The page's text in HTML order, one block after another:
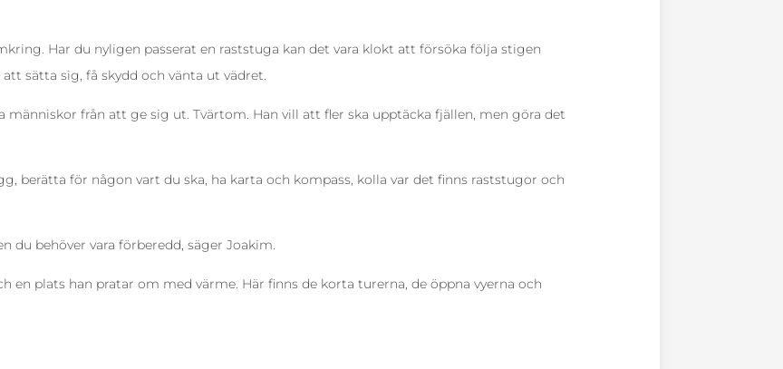
Har du nyligen passerat en raststuga kan det vara klokt att försöka följa stigen
sätta sig, få skydd och vänta ut vädret.
från att ge sig ut. Tvärtom. Han vill att fler ska upptäcka fjällen, men göra det
berätta för någon vart du ska, ha karta och kompass, kolla var det finns raststugor och
du behöver vara förberedd, säger Joakim.
en plats han pratar om med värme. Här finns de korta turerna, de öppna vyerna och